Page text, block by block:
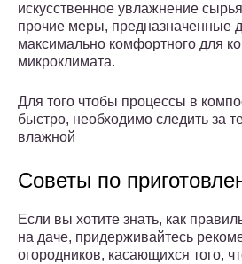
искусственное увлажнение
прочие меры, предназначенные
максимально комфортного для
микроклимата.
Для того чтобы процессы в
быстро, необходимо следить за
влажной
Советы по
Если вы хотите знать, как
на даче, придерживайтесь
огородников, касающихся того,